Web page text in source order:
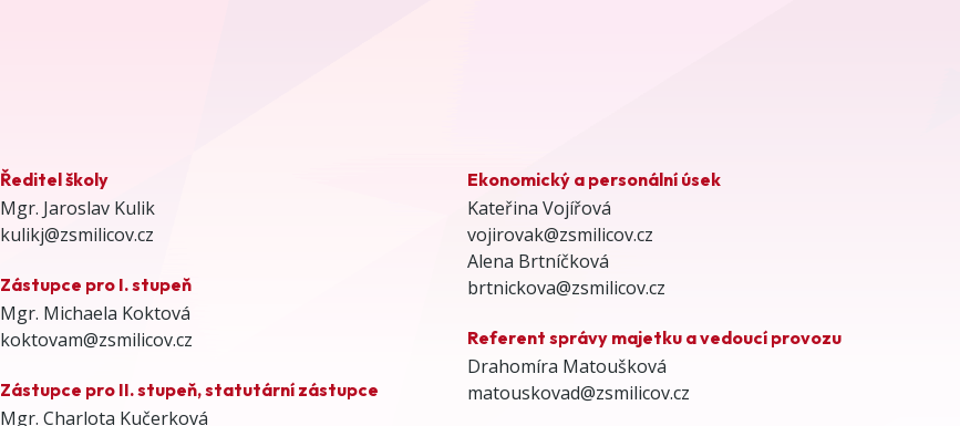
Ředitel školy
Mgr. Jaroslav Kulik
kulikj@zsmilicov.cz
Zástupce pro I. stupeň
Mgr. Michaela Koktová
koktovam@zsmilicov.cz
Zástupce pro II. stupeň, statutární zástupce
Mgr. Charlota Kučerková
Ekonomický a personální úsek
Kateřina Vojířová
vojirovak@zsmilicov.cz
Alena Brtníčková
brtnickova@zsmilicov.cz
Referent správy majetku a vedoucí provozu
Drahomíra Matoušková
matouskovad@zsmilicov.cz